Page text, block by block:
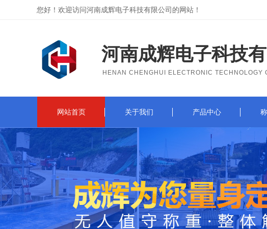
您好！欢迎访问河南成辉电子科技有限公司的网站！
河南成辉电子科技
HENAN CHENGHUI ELECTRONIC TECHNOLOGY
网站首页 关于我们 产品中心